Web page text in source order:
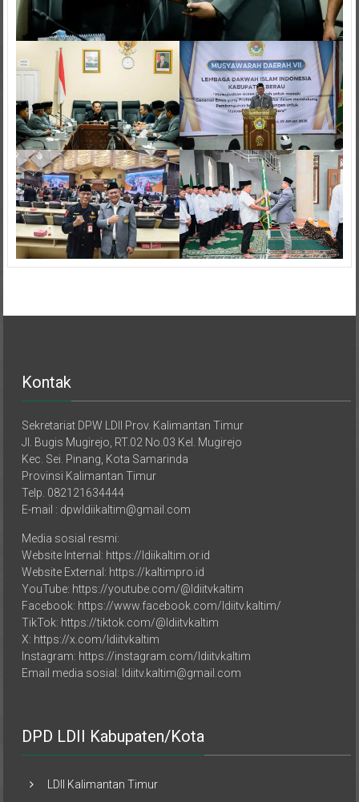
Jl. Bugis Mugirejo, RT.02 No.03 Kel. Mugirejo
Kec. Sei. Pinang, Kota Samarinda
Provinsi Kalimantan Timur
Telp. 082121634444
E-mail : dpwldiikaltim@gmail.com
Website Internal: https://ldiikaltim.or.id
Website External: https://kaltimpro.id
YouTube: https://youtube.com/@ldiitvkaltim
Facebook: https://www.facebook.com/ldiitv.kaltim/
TikTok: https://tiktok.com/@ldiitvkaltim
X: https://x.com/ldiitvkaltim
Instagram: https://instagram.com/ldiitvkaltim
Email media sosial: ldiitv.kaltim@gmail.com